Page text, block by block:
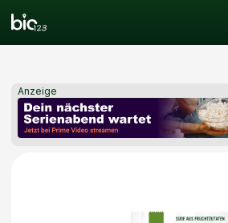
Anzeige